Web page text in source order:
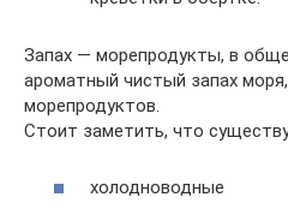
Запах — морепродукты, в
ароматный чистый запах
морепродуктов.
Стоит заметить, что
холодноводные